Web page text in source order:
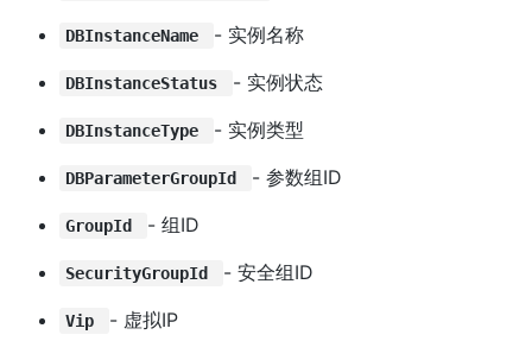
DBInstanceName - 实例名称
DBInstanceStatus - 实例状态
DBInstanceType - 实例类型
DBParameterGroupId - 参数组ID
GroupId - 组ID
SecurityGroupId - 安全组ID
Vip - 虚拟IP